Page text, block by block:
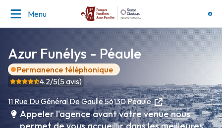
Menu
Azur Funélys - Péaule
Permanence téléphonique
4.2/5(5 avis)
11 Rue Du Général De Gaulle56130 Péaule
Appeler l'agence avant votre venue nous